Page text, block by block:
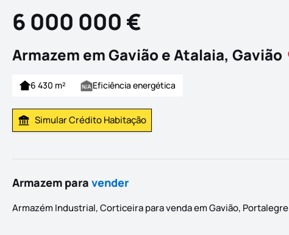
6 000 000 €
Armazem em Gavião e Atalaia, Gavião
6 430 m² Eficiência energética
Simular Prestação
Simular Crédito Habitação
Armazem para vender
Armazém Industrial, Corticeira para venda em Gavião, Portalegre